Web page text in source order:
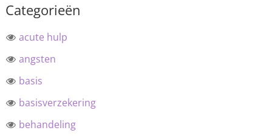
Categorieën
acute hulp
angsten
basis
basisverzekering
behandeling